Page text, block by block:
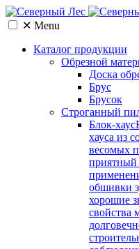
✕ Menu
Каталог продукции
Обрезной
Доска
Брус
Брусок
Cтроганный
Блок-хаус
хауса из
весомых
обшивки
хорошие
свойства